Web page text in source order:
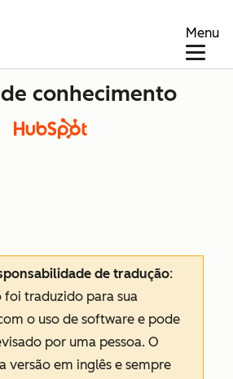
Menu
conhecimento
de tradução:
foi traduzido para sua
o uso de software e pode
por uma pessoa. O
versão em inglês e sempre